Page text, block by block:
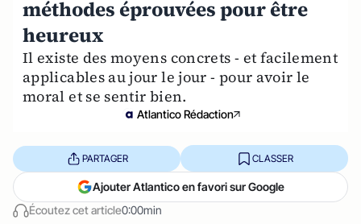
méthodes éprouvées pour être
heureux
Il existe des moyens concrets - et facilement
applicables au jour le jour - pour avoir le
moral et se sentir bien.
Atlantico Rédaction
Écoutez cet article0:00min
PARTAGER CLASSER
Ajouter Atlantico en favori sur Google